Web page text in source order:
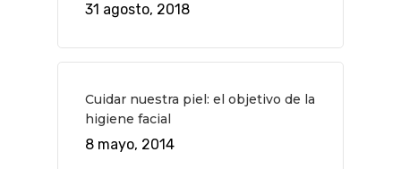
31 agosto, 2018
Cuidar nuestra piel: el objetivo de la
higiene facial
8 mayo, 2014